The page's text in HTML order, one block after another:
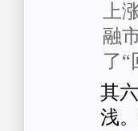
上
融
了“
其
浅